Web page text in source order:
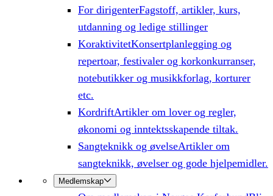
For dirigenterFagstoff, artikler, kurs,
utdanning og ledige stillinger
KoraktivitetKonsertplanlegging og
repertoar, festivaler og korkonkurranser,
notebutikker og musikkforlag, korturer
etc.
KordriftArtikler om lover og regler,
økonomi og inntektsskapende tiltak.
Sangteknikk og øvelseArtikler om
sangteknikk, øvelser og gode hjelpemidler.
Medlemskap